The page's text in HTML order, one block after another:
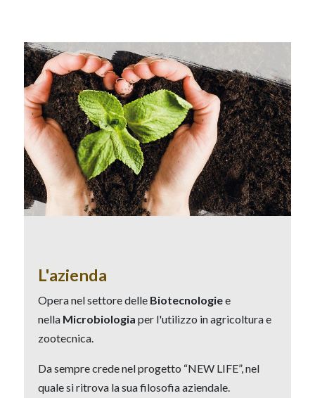
L'azienda
Opera nel settore delle Biotecnologiee
nella Microbiologiaper l'utilizzo in agricoltura e
zootecnica.
Da sempre crede nel progetto “NEW LIFE”, nel
quale si ritrova la sua filosofia aziendale.